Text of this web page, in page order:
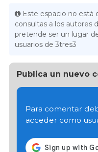
Este espacio no está
consultas a los autores
pretende ser un lugar
usuarios de 3tres3
Publica un nuevo
Para comentar
acceder como